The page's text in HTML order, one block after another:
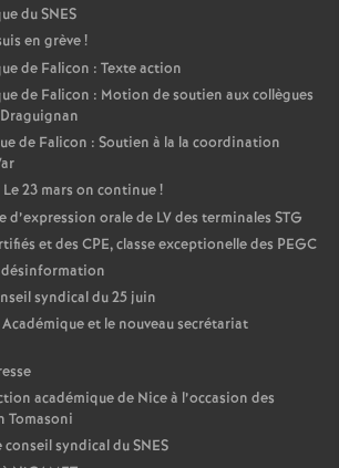
l
a
T
du SNES
en grève!
de Falicon : Texte action
de Falicon : Motion de soutien aux collègues
de Falicon : Soutien à la la coordination
23 mars on continue!
d’expression orale de LV des terminales STG
et des CPE, classe exceptionelle des PEGC
désinformation
syndical du 25 juin
Académique et le nouveau secrétariat
académique de Nice à l’occasion des
Tomasoni
syndical du SNES